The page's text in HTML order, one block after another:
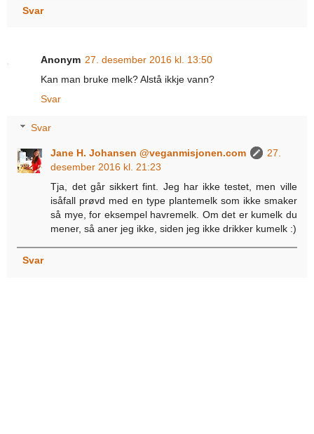
Svar
Anonym 27. desember 2016 kl. 13:50
Kan man bruke melk? Alstå ikkje vann?
Svar
Svar
Jane H. Johansen @veganmisjonen.com
27.
desember 2016 kl. 21:23
Tja, det går sikkert fint. Jeg har ikke testet, men ville
isåfall prøvd med en type plantemelk som ikke smaker
så mye, for eksempel havremelk. Om det er kumelk du
mener, så aner jeg ikke, siden jeg ikke drikker kumelk :)
Svar